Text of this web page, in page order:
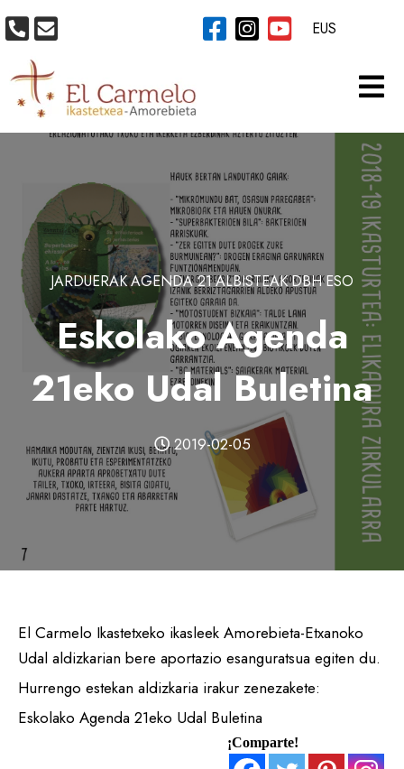
JARDUERAKAGENDA 21ALBISTEAKDBH ESO
Eskolako Agenda
21eko Udal Buletina
2019-02-05
El Carmelo Ikastetxeko ikasleek Amorebieta-Etxanoko
Udal aldizkarian bere aportazio esanguratsua egiten du.
Hurrengo estekan aldizkaria irakur zenezakete:
Eskolako Agenda 21eko Udal Buletina
¡Comparte!
EUS